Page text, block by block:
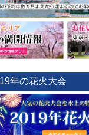
年の花火大会